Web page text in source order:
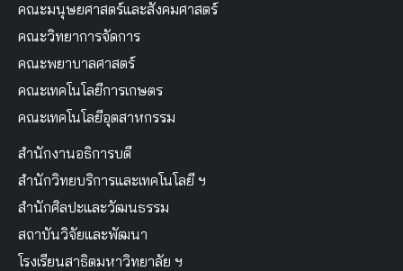
คณะมนุษยศาสตร์และสังคมศาสตร์
คณะวิทยาการจัดการ
คณะพยาบาลศาสตร์
คณะเทคโนโลยีการเกษตร
คณะเทคโนโลยีอุตสาหกรรม
สำนักงานอธิการบดี
สำนักวิทยบริการและเทคโนโลยี ฯ
สำนักศิลปะและวัฒนธรรม
สถาบันวิจัยและพัฒนา
โรงเรียนสาธิตมหาวิทยาลัย ฯ